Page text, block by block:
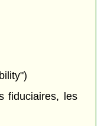
fiduciaires, les